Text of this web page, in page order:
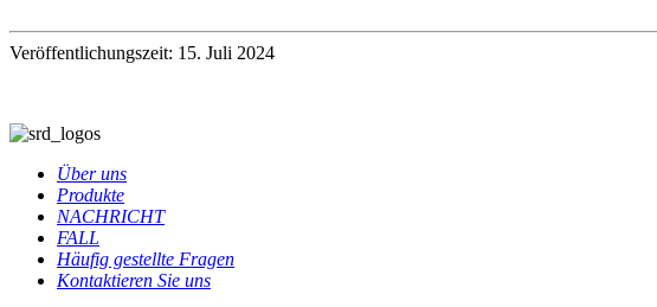
Veröffentlichungszeit: 15. Juli 2024
Über uns
Produkte
NACHRICHT
FALL
Häufig gestellte Fragen
Kontaktieren Sie uns